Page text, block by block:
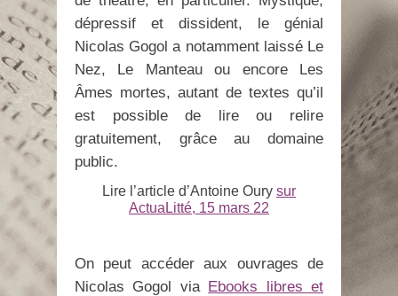
dépressif et dissident, le génial
Nicolas Gogol a notamment laissé Le
Nez, Le Manteau ou encore Les
Âmes mortes, autant de textes qu’il
est possible de lire ou relire
gratuitement, grâce au domaine
public.
Lire l’article d’Antoine Oury sur
ActuaLitté, 15 mars 22
On peut accéder aux ouvrages de
Nicolas Gogol via Ebooks libres et